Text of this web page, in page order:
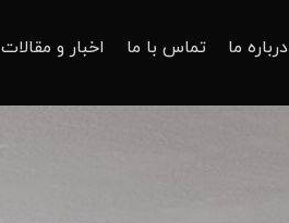
درباره ما تماس با ما اخبار و مقالات